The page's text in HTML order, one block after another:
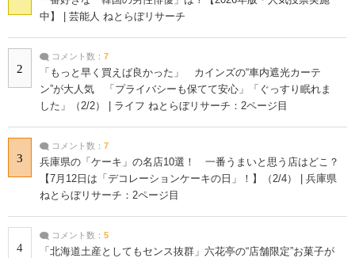
中】 | 芸能人 ねとらぼリサーチ
2
コメント数： 7
「もっと早く買えば良かった」 カインズの“車内遮光カーテ
ン”が大人気 「プライバシーも保てて安心」「ぐっすり眠れま
した」（2/2） | ライフ ねとらぼリサーチ：2ページ目
3
コメント数： 7
兵庫県の「ケーキ」の名店10選！ 一番うまいと思う店はどこ？
【7月12日は「デコレーションケーキの日」！】（2/4） | 兵庫県
ねとらぼリサーチ：2ページ目
4
コメント数： 5
「北海道土産としてもセンス抜群」六花亭の“店舗限定”お菓子が